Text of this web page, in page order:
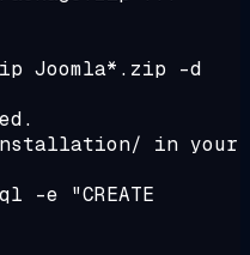
Joomla*.zip -d
installation/ in your
-e "CREATE